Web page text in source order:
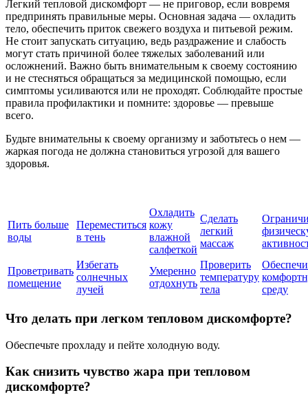
Легкий тепловой дискомфорт — не приговор, если вовремя
предпринять правильные меры. Основная задача — охладить
тело, обеспечить приток свежего воздуха и питьевой режим.
Не стоит запускать ситуацию, ведь раздражение и слабость
могут стать причиной более тяжелых заболеваний или
осложнений. Важно быть внимательным к своему состоянию
и не стесняться обращаться за медицинской помощью, если
симптомы усиливаются или не проходят. Соблюдайте простые
правила профилактики и помните: здоровье — превыше
всего.
Будьте внимательны к своему организму и заботьтесь о нем —
жаркая погода не должна становиться угрозой для вашего
здоровья.
Пить больше
воды
Переместиться
в тень
Охладить
кожу
влажной
салфеткой
Сделать
легкий
массаж
Проветривать
помещение
Избегать
солнечных
лучей
Умеренно
отдохнуть
Проверить
температуру
тела
среду
Что делать при легком тепловом дискомфорте?
Обеспечьте прохладу и пейте холодную воду.
Как снизить чувство жара при тепловом
дискомфорте?